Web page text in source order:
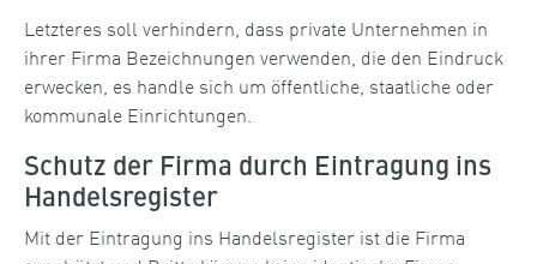
Letzteres soll verhindern, dass private Unternehmen in
ihrer Firma Bezeichnungen verwenden, die den Eindruck
erwecken, es handle sich um öffentliche, staatliche oder
kommunale Einrichtungen.
Schutz der Firma durch Eintragung ins
Handelsregister
Mit der Eintragung ins Handelsregister ist die Firma